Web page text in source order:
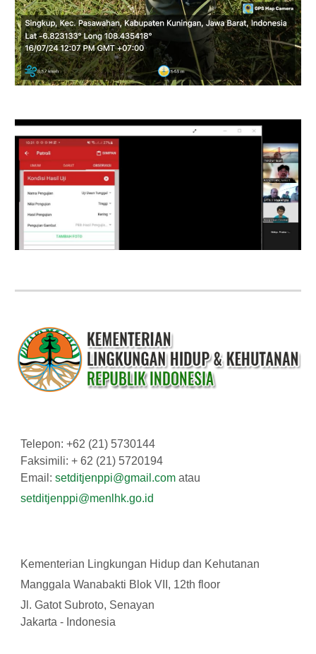
Telepon: +62 (21) 5730144
Faksimili: + 62 (21) 5720194
Email:setditjenppi@gmail.com atau
setditjenppi@menlhk.go.id
Kementerian Lingkungan Hidup dan Kehutanan
Manggala Wanabakti Blok VII, 12th floor
Jl. Gatot Subroto, Senayan
Jakarta - Indonesia